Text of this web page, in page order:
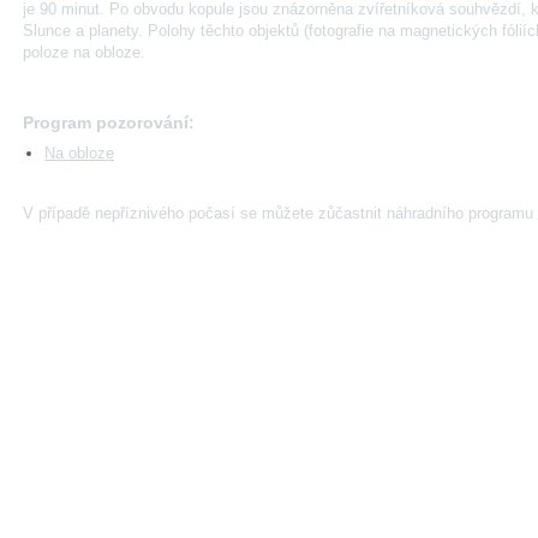
je 90 minut. Po obvodu kopule jsou znázorněna zvířetníková souhvězdí,
Slunce a planety. Polohy těchto objektů (fotografie na magnetických
poloze na obloze.
Program pozorování:
Na obloze
V případě nepříznivého počasí se můžete zůčastnit náhradního